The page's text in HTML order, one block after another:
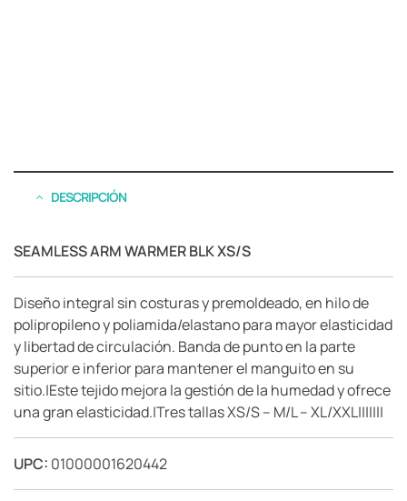
DESCRIPCIÓN
SEAMLESS ARM WARMER BLK XS/S
Diseño integral sin costuras y premoldeado, en hilo de
polipropileno y poliamida/elastano para mayor elasticidad
y libertad de circulación. Banda de punto en la parte
superior e inferior para mantener el manguito en su
sitio.|Este tejido mejora la gestión de la humedad y ofrece
una gran elasticidad.|Tres tallas XS/S – M/L – XL/XXL|||||||
UPC: 01000001620442